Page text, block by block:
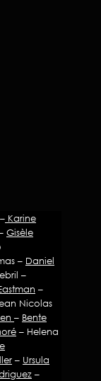
– Karine
Gisèle
– Daniel
–
–
Nicolas
– Bente
– Helena
– Ursula
–